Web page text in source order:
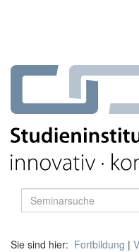
Sie sind hier: Fortbildung |